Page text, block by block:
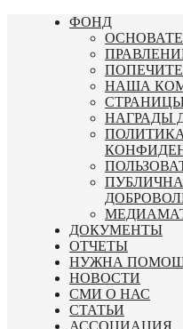
Перейти
ФОНД
НАША
НАГРАДЫ
ПОЛИТИКА
ДОКУМЕНТЫ
ОТЧЕТЫ
НУЖНА
НОВОСТИ
СМИ О НАС
СТАТЬИ
АССОЦИАЦИЯ